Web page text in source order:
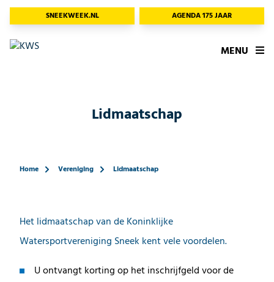
SNEEKWEEK.NL AGENDA 175 JAAR
MENU
Lidmaatschap
Home Vereniging Lidmaatschap
Het lidmaatschap van de Koninklijke
Watersportvereniging Sneek kent vele voordelen.
U ontvangt korting op het inschrijfgeld voor de